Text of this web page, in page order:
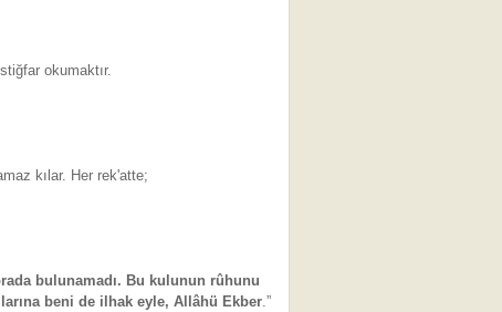
okumaktır.
kılar. Her rek'atte;
bulunamadı. Bu kulunun rûhunu
beni de ilhak eyle, Allâhü Ekber.”